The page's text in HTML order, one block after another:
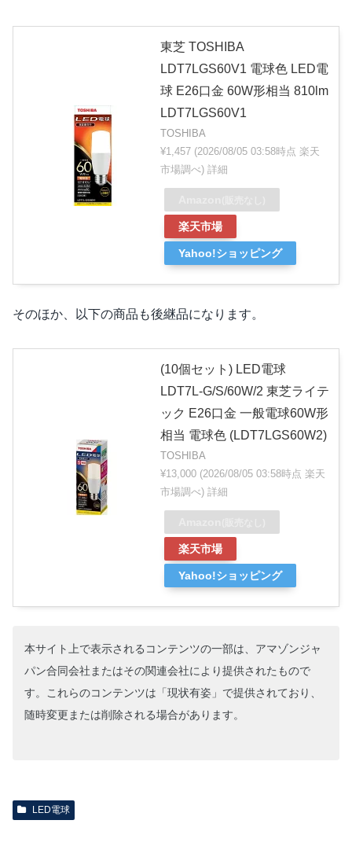
東芝 TOSHIBA
LDT7LGS60V1 電球色 LED電
球 E26口金 60W形相当 810lm
LDT7LGS60V1
TOSHIBA
¥1,457 (2026/08/05 03:58時点 楽天
市場調べ) 詳細
楽天市場
Yahoo!ショッピング
そのほか、以下の商品も後継品になります。
(10個セット) LED電球
LDT7L-G/S/60W/2 東芝ライテ
ック E26口金 一般電球60W形
相当 電球色 (LDT7LGS60W2)
TOSHIBA
¥13,000 (2026/08/05 03:58時点 楽天
市場調べ) 詳細
楽天市場
Yahoo!ショッピング
本サイト上で表示されるコンテンツの一部は、アマゾンジャ
パン合同会社またはその関連会社により提供されたもので
す。これらのコンテンツは「現状有姿」で提供されており、
随時変更または削除される場合があります。
LED電球